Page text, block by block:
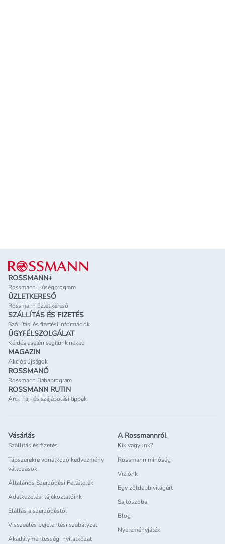
Lábléc
ROSSMANN+
Rossmann Hűségprogram
ÜZLETKERESŐ
Rossmann üzlet kereső
SZÁLLÍTÁS ÉS FIZETÉS
Szállítási és fizetési információk
ÜGYFÉLSZOLGÁLAT
Kérdés esetén segítünk neked
MAGAZIN
Akciós újságok
ROSSMANÓ
Rossmann Babaprogram
ROSSMANN RUTIN
Arc-, haj- és szájápolási tippek
Vásárlás
Szállítás és fizetés
Tápszerekre vonatkozó kedvezmény
változások
Általános Szerződési Feltételek
Adatkezelési tájékoztatóink
Elállás a szerződéstől
Visszaélés bejelentési szabályzat
Akadálymentességi nyilatkozat
A Rossmannról
Kik vagyunk?
Rossmann minőség
Víziónk
Egy zöldebb világért
Sajtószoba
Blog
Nyereményjáték